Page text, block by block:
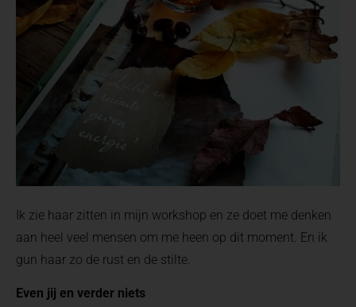
Ik zie haar zitten in mijn workshop en ze doet me denken
aan heel veel mensen om me heen op dit moment. En ik
gun haar zo de rust en de stilte.
Even jij en verder niets